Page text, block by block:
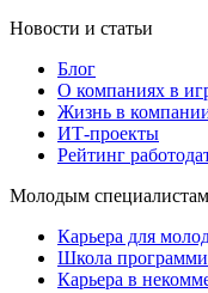
Новости и статьи
Блог
О компаниях в
Жизнь в
ИТ-проекты
Рейтинг
Молодым специалистам
Карьера для
Школа
Карьера в